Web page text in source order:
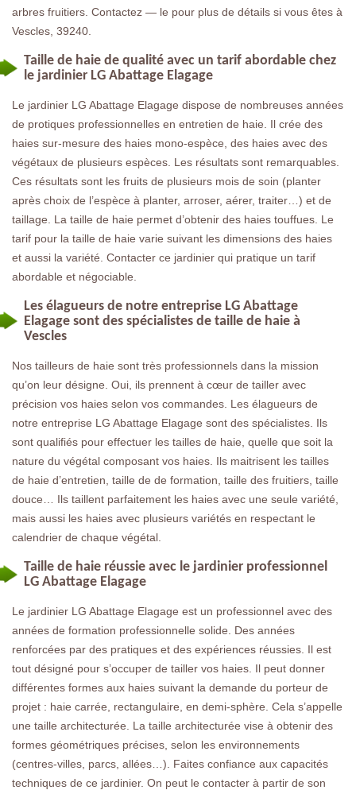
arbres fruitiers. Contactez — le pour plus de détails si vous êtes à
Vescles, 39240.
Taille de haie de qualité avec un tarif abordable chez
le jardinier LG Abattage Elagage
Le jardinier LG Abattage Elagage dispose de nombreuses années
de protiques professionnelles en entretien de haie. Il crée des
haies sur-mesure des haies mono-espèce, des haies avec des
végétaux de plusieurs espèces. Les résultats sont remarquables.
Ces résultats sont les fruits de plusieurs mois de soin (planter
après choix de l’espèce à planter, arroser, aérer, traiter…) et de
taillage. La taille de haie permet d’obtenir des haies touffues. Le
tarif pour la taille de haie varie suivant les dimensions des haies
et aussi la variété. Contacter ce jardinier qui pratique un tarif
abordable et négociable.
Les élagueurs de notre entreprise LG Abattage
Elagage sont des spécialistes de taille de haie à
Vescles
Nos tailleurs de haie sont très professionnels dans la mission
qu’on leur désigne. Oui, ils prennent à cœur de tailler avec
précision vos haies selon vos commandes. Les élagueurs de
notre entreprise LG Abattage Elagage sont des spécialistes. Ils
sont qualifiés pour effectuer les tailles de haie, quelle que soit la
nature du végétal composant vos haies. Ils maitrisent les tailles
de haie d’entretien, taille de de formation, taille des fruitiers, taille
douce… Ils taillent parfaitement les haies avec une seule variété,
mais aussi les haies avec plusieurs variétés en respectant le
calendrier de chaque végétal.
Taille de haie réussie avec le jardinier professionnel
LG Abattage Elagage
Le jardinier LG Abattage Elagage est un professionnel avec des
années de formation professionnelle solide. Des années
renforcées par des pratiques et des expériences réussies. Il est
tout désigné pour s’occuper de tailler vos haies. Il peut donner
différentes formes aux haies suivant la demande du porteur de
projet : haie carrée, rectangulaire, en demi-sphère. Cela s’appelle
une taille architecturée. La taille architecturée vise à obtenir des
formes géométriques précises, selon les environnements
(centres-villes, parcs, allées…). Faites confiance aux capacités
techniques de ce jardinier. On peut le contacter à partir de son